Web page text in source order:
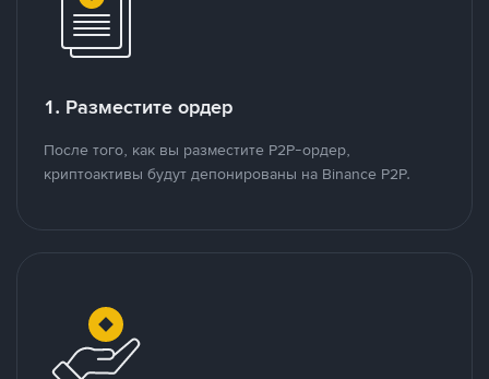
1. Разместите ордер
После того, как вы разместите P2P-ордер,
криптоактивы будут депонированы на Binance P2P.